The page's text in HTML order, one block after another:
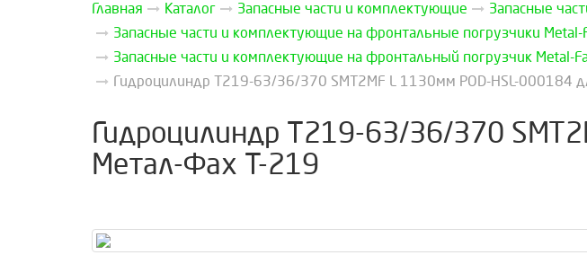
Главная Каталог Запасные части и комплектующие
Запасные
Запасные части и комплектующие на фронтальные погрузчики Metal-
Запасные части и комплектующие на фронтальный погрузчик Metal-
Гидроцилиндр Т219-63/36/370 SMT2MF L 1130мм POD-HSL-000184
Гидроцилиндр Т219-63/36/370
Метал-Фах Т-219